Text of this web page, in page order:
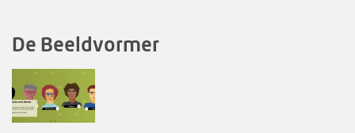
De Beeldvormer